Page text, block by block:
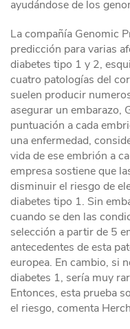
ayudándose de los
La compañía Genomic
predicción para varias
diabetes tipo 1 y 2,
cuatro patologías del
suelen producir
asegurar un embarazo,
puntuación a cada
una enfermedad,
vida de ese embrión a
empresa sostiene que
disminuir el riesgo de
diabetes tipo 1. Sin
cuando se den las
selección a partir de 5
antecedentes de esta
europea. En cambio, si
diabetes 1, sería muy
Entonces, esta prueba
el riesgo, comenta